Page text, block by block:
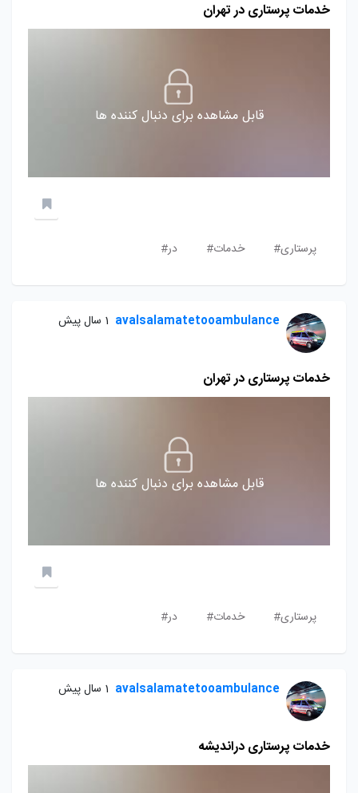
خدمات پرستاری در تهران
قابل مشاهده برای دنبال کننده ها
پرستاری# خدمات# در#
avalsalamatetooambulance 1 سال پیش
خدمات پرستاری در تهران
قابل مشاهده برای دنبال کننده ها
پرستاری# خدمات# در#
avalsalamatetooambulance 1 سال پیش
خدمات پرستاری دراندیشه